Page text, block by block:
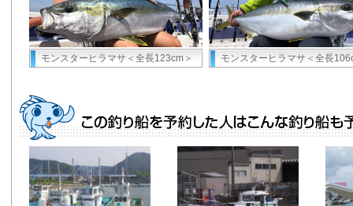
モンスターヒラマサ＜全長123cm＞ モンスターヒラマサ＜全長